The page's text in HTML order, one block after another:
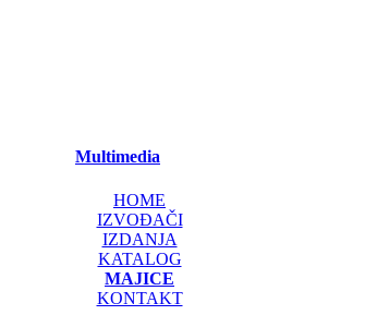
Multimedia
HOME
IZVOĐAČI
IZDANJA
KATALOG
MAJICE
KONTAKT